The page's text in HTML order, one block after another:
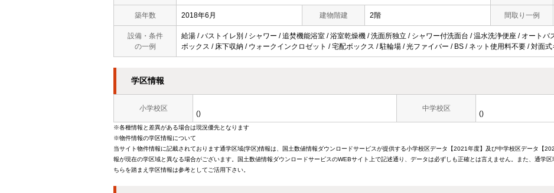
築年数 2018年6月 建物階建 2階 間取り一例
設備・条件
の一例
給湯 / バストイレ別 / シャワー / 追焚機能浴室 / 浴室乾燥機 / 洗面所独立 / シャワー付洗面台 / 温水洗浄便座 / オート
ボックス / 床下収納 / ウォークインクロゼット / 宅配ボックス / 駐輪場 / 光ファイバー / BS / ネット使用料不要 / 対面
学区情報
小学校区
()
中学校区
()
※各種情報と差異がある場合は現況優先となります
※物件情報の学区情報について
当サイト物件情報に記載されております通学区域(学区)情報は、国土数値情報ダウンロードサービスが提供する小学校区データ【2021年度】及び中学校区データ【
報が現在の学区域と異なる場合がございます。国土数値情報ダウンロードサービスのWEBサイト上で記述通り、データは必ずしも正確とは言えません。また、通学
ちらを踏まえ学区情報は参考としてご活用下さい。